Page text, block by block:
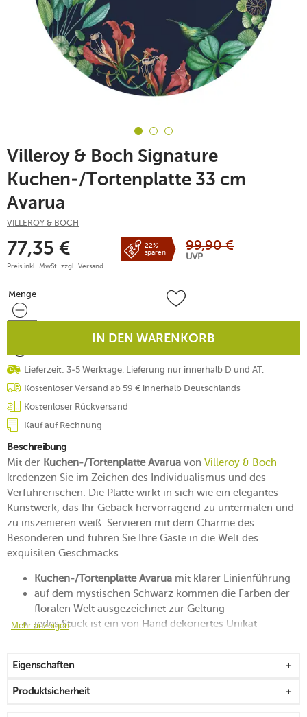
Villeroy & Boch Signature
Kuchen-/Tortenplatte 33 cm
Avarua
VILLEROY & BOCH
77,35 €
Preis inkl. MwSt. zzgl. Versand
22%
sparen
99,90 €
UVP
Menge
Menge
IN DEN WARENKORB
Lieferzeit: 3-5 Werktage. Lieferung nur innerhalb D und AT.
Kostenloser Versand ab 59 € innerhalb Deutschlands
Kostenloser Rückversand
Kauf auf Rechnung
Beschreibung
Mit der Kuchen-/Tortenplatte Avarua von Villeroy & Boch
kredenzen Sie im Zeichen des Individualismus und des
Verführerischen. Die Platte wirkt in sich wie ein elegantes
Kunstwerk, das Ihr Gebäck hervorragend zu untermalen und
zu inszenieren weiß. Servieren mit dem Charme des
Besonderen und führen Sie Ihre Gäste in die Welt des
exquisiten Geschmacks.
Kuchen-/Tortenplatte Avarua mit klarer Linienführung
auf dem mystischen Schwarz kommen die Farben der
floralen Welt ausgezeichnet zur Geltung
jedes Stück ist ein von Hand dekoriertes Unikat
zum Setzen von ausdrucksstarken Akzenten auf der
Tafel
Mehr anzeigen
Eigenschaften
Produktsicherheit